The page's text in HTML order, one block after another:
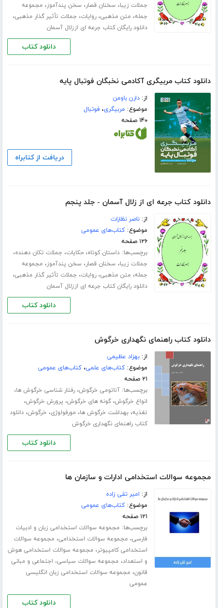
جملات زیبا، سخنان قصار، سخن پندآموز، مجموعه
جمله، متن مذهبی،روایات، جملات تأثیر گذار مذهبی،
دانلود رایگان کتاب جرعه ای اززلال آسمان
دانلود کتاب
دانلود کتاب مربیگری آکادمی نخبگان فوتبال پایه
از:دارن باومن
موضوع: مربیگری،فوتبال
۱۴۰ صفحه
دریافت از کتابراه
دانلود کتاب جرعه ای از زلال آسمان - جلد پنجم
از:ناصر نظارات
موضوع:کتاب‌های عمومی
۱۲۶ صفحه
برچسب‌ها:داستان کوتاه،حکایات، جملات تکان دهنده،
جملات زیبا، سخنان قصار، سخن پندآموز، مجموعه
جمله، متن مذهبی،روایات، جملات تأثیر گذار مذهبی،
دانلود رایگان کتاب جرعه ای اززلال آسمان
دانلود کتاب
دانلود کتاب راهنمای نگهداری خرگوش
از:بهزاد عظیمی
موضوع:کتاب‌های علمی،کتاب‌های عمومی
۲۱ صفحه
برچسب‌ها:آناتومی خرگوش،رفتار شناسی خرگوش ها،
انواع خرگوش،گونه های خرگوش، پرورش خرگوش،
تغذیه،بهداشت خرگوش ها، مورفولوژی، خرگوش،دانلود
کتاب راهنمای نگهداری خرگوش
دانلود کتاب
مجموعه سوالات استخدامی ادارات و سازمان ها
از: امیر تقی زاده
موضوع:کتاب‌های عمومی
۱۲۱ صفحه
برچسب‌ها: مجموعه سوالات استخدامی زبان و ادبیات
فارسی، مجموعه سوالات استخدامی، مجموعه سوالات
استخدامی کامپیوتر، مجموعه سوالات استخدامی هوش
و استعداد، مجموعه سوالات سیاسی، اجتماعی و مبانی
قانون، مجموعه سوالات استخدامی زبان انگلیسی
عمومی
دانلود کتاب